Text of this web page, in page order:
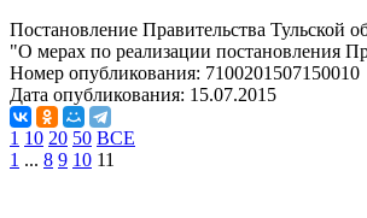
Постановление Правительства Тульской
"О мерах по реализации постановления
Номер опубликования: 7100201507150010
Дата опубликования: 15.07.2015
1 10 20 50 ВСЕ
1 ... 8 9 10 11